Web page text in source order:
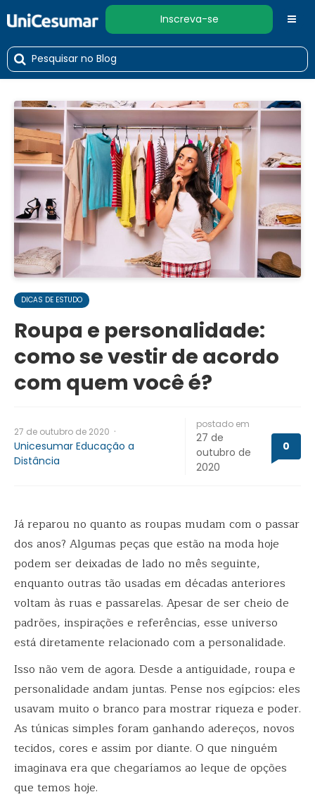
Inscreva-se
DICAS DE ESTUDO
Roupa e personalidade:
como se vestir de acordo
com quem você é?
27 de outubro de 2020 ·
Unicesumar Educação a
Distância
postado em
27 de
outubro de
2020
0
Já reparou no quanto as roupas mudam com o passar
dos anos? Algumas peças que estão na moda hoje
podem ser deixadas de lado no mês seguinte,
enquanto outras tão usadas em décadas anteriores
voltam às ruas e passarelas. Apesar de ser cheio de
padrões, inspirações e referências, esse universo
está diretamente relacionado com a personalidade.
Isso não vem de agora. Desde a antiguidade, roupa e
personalidade andam juntas. Pense nos egípcios: eles
usavam muito o branco para mostrar riqueza e poder.
As túnicas simples foram ganhando adereços, novos
tecidos, cores e assim por diante. O que ninguém
imaginava era que chegaríamos ao leque de opções
que temos hoje.